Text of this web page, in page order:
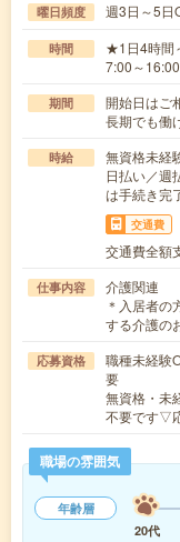
曜日頻度 週3日～5
時間
★1日4時間
7:00～
期間
開始日は
長期でも働
時給
無資格未
日払い／週
は手続き完
交通費
交通費全額
仕事内容
介護関連
＊入居者の
する介護の
応募資格
職種未経験
要
無資格・未
不要です▽
職場の雰囲気
年齢層
20代